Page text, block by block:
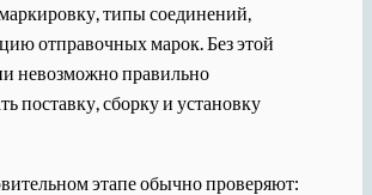
типы соединений,
отправочных марок. Без этой
невозможно правильно
поставку, сборку и установку
этапе обычно проверяют: